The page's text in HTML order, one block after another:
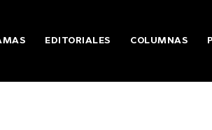
EDITORIALES COLUMNAS